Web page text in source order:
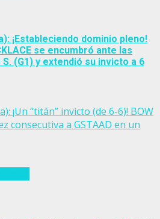
¡Estableciendo dominio pleno!
se encumbró ante las
S. (G1) y extendió su invicto a 6
¡Un “titán” invicto (de 6-6)! BOW
consecutiva a GSTAAD en un